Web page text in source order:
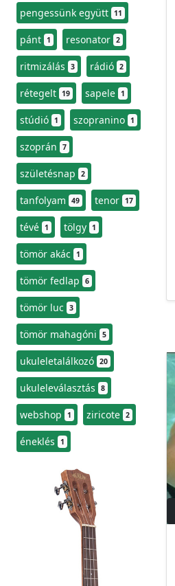
pengessünk együtt 11
pánt 1 resonator 2
ritmizálás 3 rádió 2
rétegelt 19 sapele 1
stúdió 1 szopranino 1
szoprán 7
születésnap 2
tanfolyam 49 tenor 17
tévé 1 tölgy 1
tömör akác 1
tömör fedlap 6
tömör luc 3
tömör mahagóni 5
ukuleletalálkozó 20
ukuleleválasztás 8
webshop 1 ziricote 2
éneklés 1